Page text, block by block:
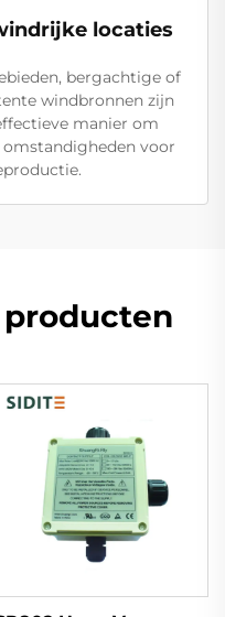
locaties
bergachtige of
windbronnen zijn
manier om
voor